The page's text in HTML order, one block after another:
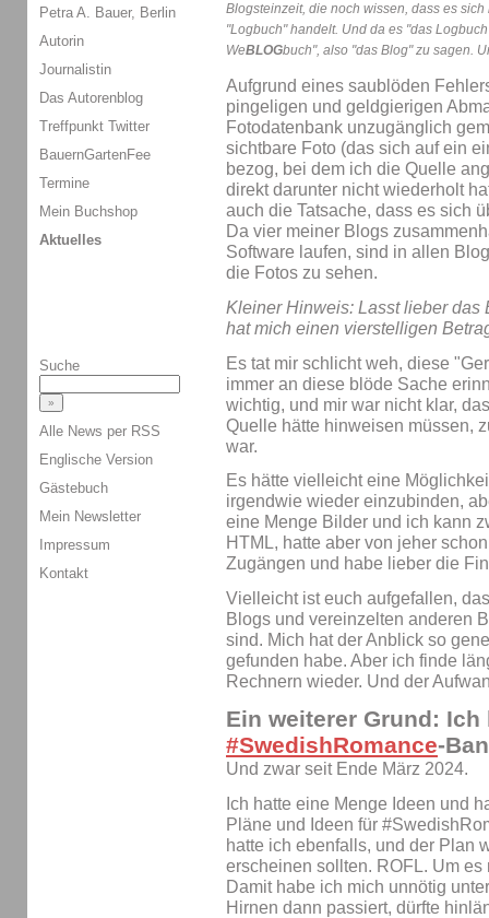
Blogsteinzeit, die noch wissen, dass es
"Logbuch" handelt. Und da es "das
WeBLOGbuch", also "das Blog" zu sagen.
Aufgrund eines saublöden
pingeligen und geldgierigen
Fotodatenbank unzugänglich
sichtbare Foto (das sich auf ein
bezog, bei dem ich die Quelle
direkt darunter nicht wiederholt
auch die Tatsache, dass es sich
Da vier meiner Blogs
Software laufen, sind in allen
die Fotos zu sehen.
Kleiner Hinweis: Lasst lieber das
hat mich einen vierstelligen
Es tat mir schlicht weh, diese
immer an diese blöde Sache
wichtig, und mir war nicht klar,
Quelle hätte hinweisen müssen,
war.
Es hätte vielleicht eine
irgendwie wieder einzubinden,
eine Menge Bilder und ich kann
HTML, hatte aber von jeher
Zugängen und habe lieber die
Vielleicht ist euch aufgefallen,
Blogs und vereinzelten anderen
sind. Mich hat der Anblick so
gefunden habe. Aber ich finde
Rechnern wieder. Und der
Ein weiterer Grund: Ich
#SwedishRomance-
Und zwar seit Ende März 2024.
Ich hatte eine Menge Ideen und
Pläne und Ideen für
hatte ich ebenfalls, und der Plan
erscheinen sollten. ROFL. Um
Damit habe ich mich unnötig
Hirnen dann passiert, dürfte
Petra A. Bauer, Berlin
Autorin
Journalistin
Das Autorenblog
Treffpunkt Twitter
BauernGartenFee
Termine
Mein Buchshop
Aktuelles
Suche
Alle News per RSS
Englische Version
Gästebuch
Mein Newsletter
Impressum
Kontakt